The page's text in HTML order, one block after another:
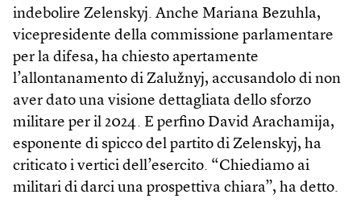
indebolire Zelenskyj. Anche Mariana Bezuhla,
vicepresidente della commissione parlamentare
per la difesa, ha chiesto apertamente
l’allontanamento di Zalužnyj, accusandolo di non
aver dato una visione dettagliata dello sforzo
militare per il 2024. E perfino David Ara­chamija,
esponente di spicco del partito di Zelenskyj, ha
criticato i vertici dell’esercito. “Chiediamo ai
militari di darci una prospettiva chiara”, ha detto.